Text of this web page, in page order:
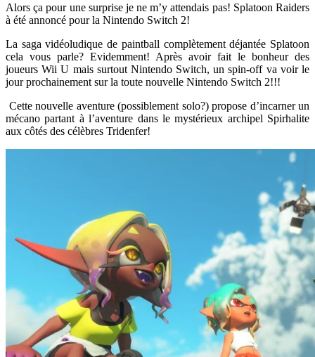
Alors ça pour une surprise je ne m’y attendais pas! Splatoon Raiders
à été annoncé pour la Nintendo Switch 2!
La saga vidéoludique de paintball complètement déjantée Splatoon
cela vous parle? Evidemment! Après avoir fait le bonheur des
joueurs Wii U mais surtout Nintendo Switch, un spin-off va voir le
jour prochainement sur la toute nouvelle Nintendo Switch 2!!!
Cette nouvelle aventure (possiblement solo?) propose d’incarner un
mécano partant à l’aventure dans le mystérieux archipel Spirhalite
aux côtés des célèbres Tridenfer!